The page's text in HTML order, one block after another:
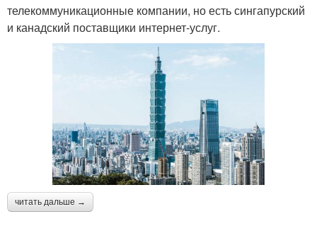
телекоммуникационные компании, но есть сингапурский
и канадский поставщики интернет-услуг.
читать дальше →